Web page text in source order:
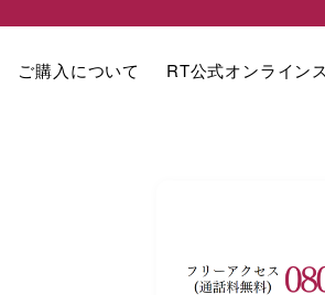
ご購入について RT公式オンライン